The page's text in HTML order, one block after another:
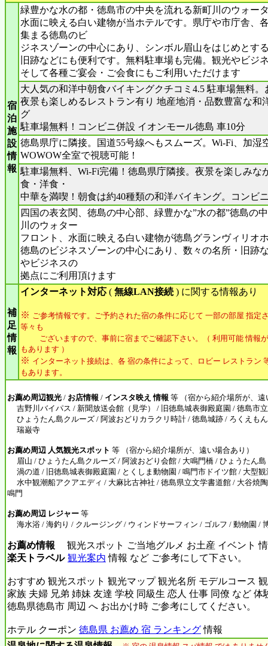
宿
泊
施
設
情
報
緑豊かな水の都・徳島市の中央を流れる新町川のウォー
水面に映える白い建物が当ホテルです。県庁や市庁舎、
集まる徳島のビ
ジネスゾーンの中心にあり、シンボル眉山をはじめとす
旧跡などにも便利です。無料駐車場も完備。観光やビジ
そして各種ご宴会・ご会食にもご利用いただけます
大人気の和洋中朝食バイキングクチコミ4.5 駐車場無料。
夜景も楽しめるレストラン有り 地産地消・品数豊富な和
グ
駐車場無料！コンビニ併設 イオンモール徳島 車10分
徳島県庁に隣接。国道55号線へもスムーズ。Wi-Fi、加湿
WOWOW全室で視聴可能！
駐車場無料、Wi-Fi完備！徳島県庁隣接。夜景を楽しみな
食・洋食・
中華を満喫！朝食は約40種類の和洋バイキング。コンビ
四国の表玄関、徳島の中心部、緑豊かな”水の都”徳島の
川のウォター
フロント、水面に映える白い建物が徳島グランヴィリオ
徳島のビジネスゾーンの中心にあり、数々の名所・旧跡
やビジネスの
拠点にご利用頂けます
補
足
情
報
インターネット対応 ( 無線LAN接続 ) に関する情報あり
※ ご参考情報です。ご予約された宿の条件に応じて 一部の部屋 指定
等々も
ございますので、事前に宿までご確認下さい。（ 利用可能 情報
もあります ）
※ インターネット接続は、各 宿の条件によって、ロビー レストラン
もあります。
お薦め周辺観光 / お店情報 / インスタ映え 情報 等 （宿から紹介場所が、
吉野川バイパス / 新聞放送会館（見学） / 旧徳島城表御殿庭園 / 徳島市
ひょうたん島クルーズ / 阿波おどりカラクリ時計 / 徳島城跡 / ろくえも
瑞巌寺
お薦め周辺 人気観光スポット 等 （宿から紹介場所が、遠い場合あり）
眉山 / ひょうたん島クルーズ / 阿波おどり会館 / 大鳴門橋 / ひょうたん
渦の道 / 旧徳島城表御殿庭園 / とくしま動物園 / 鳴門市ドイツ館 / 大型
水中観潮船アクアエディ / 大麻比古神社 / 徳島県立文学書道館 / 大谷焼
鳴門
お薦め周辺 レジャー 等
海水浴 / 海釣り / クルージング / ウィンドサーフィン / ゴルフ / 動物園 /
お薦め情報 観光スポット ご当地グルメ お土産 イベント
楽天トラベル 観光案内 情報 など ご参考にして下さい。
おすすめ 観光スポット 観光マップ 観光名所 モデルコース
家族 夫婦 兄弟 姉妹 友達 学校 同級生 恋人 仕事 同僚 など 体
徳島県徳島市 周辺 へ お出かけ時 ご参考にしてください。
ホテル クーポン 徳島県 お薦め 宿 ランキング情報